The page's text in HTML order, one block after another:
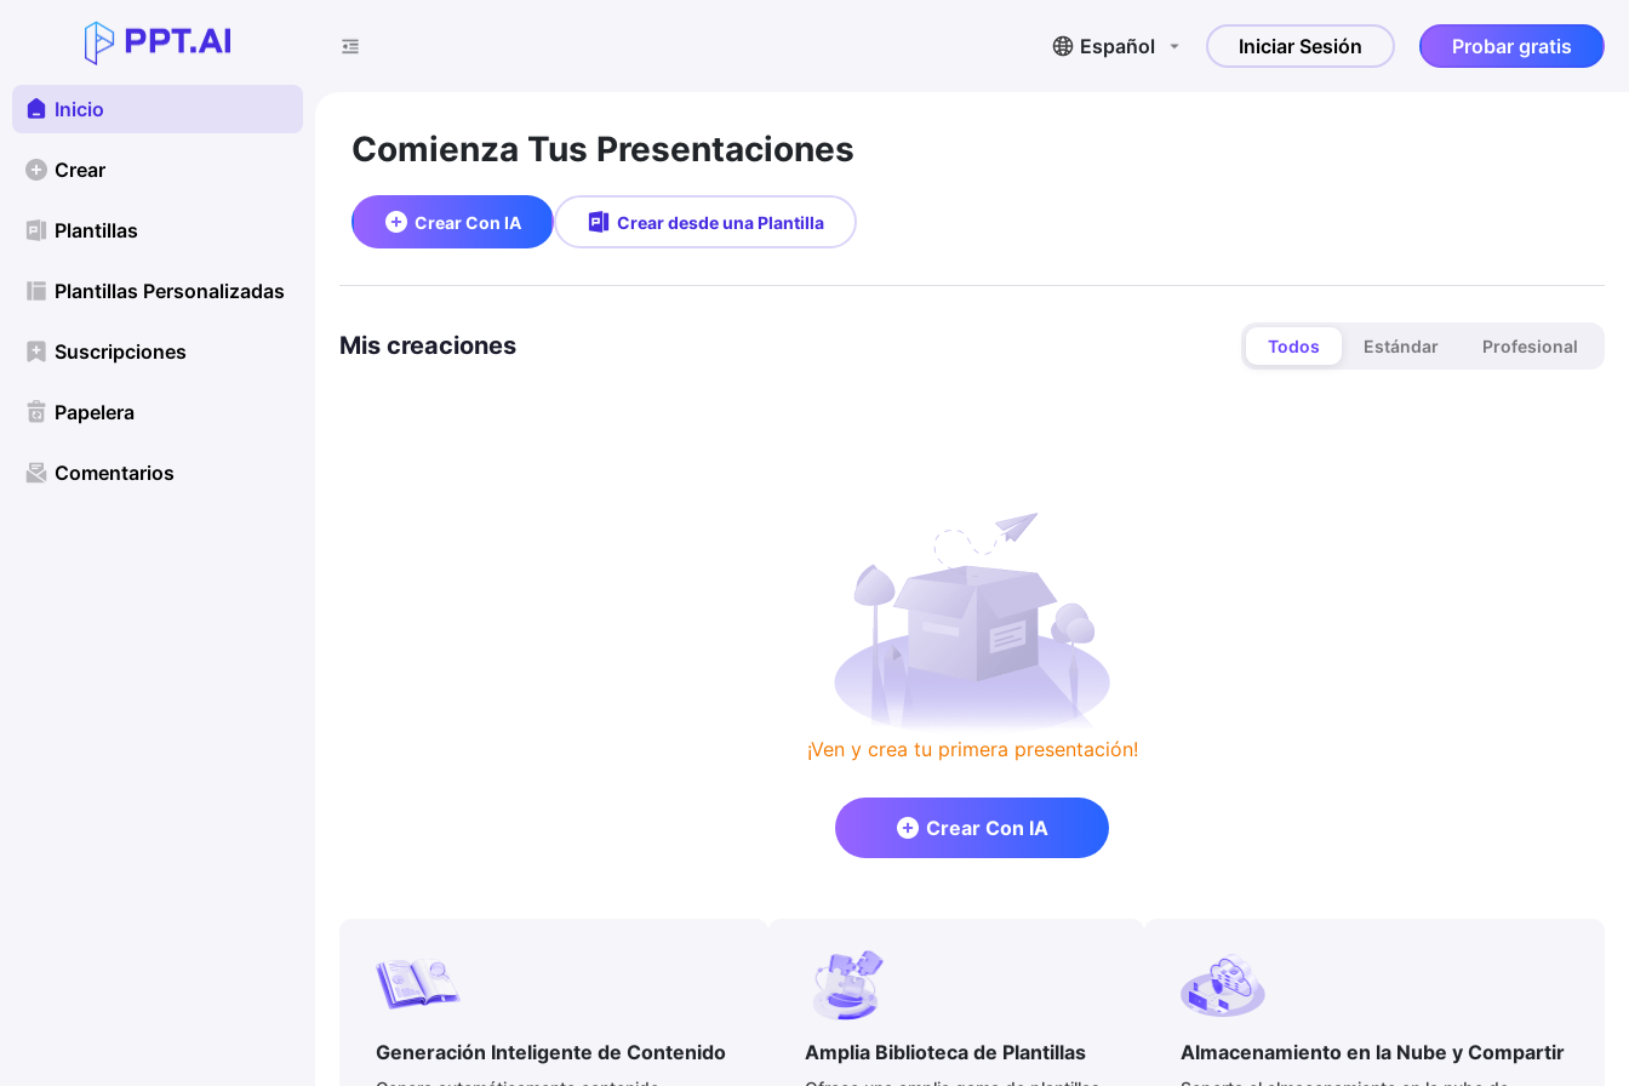
Inicio
Crear
Plantillas
Plantillas Personalizadas
Suscripciones
Papelera
Comentarios
Español Iniciar Sesión Probar gratis
Comienza Tus Presentaciones
Crear Con IA Crear desde una Plantilla
Mis creaciones Todos Estándar Profesional
¡Ven y crea tu primera presentación!
Crear Con IA
Generación Inteligente de Contenido Amplia Biblioteca de Plantillas Almacenamiento en la Nube y Compartir